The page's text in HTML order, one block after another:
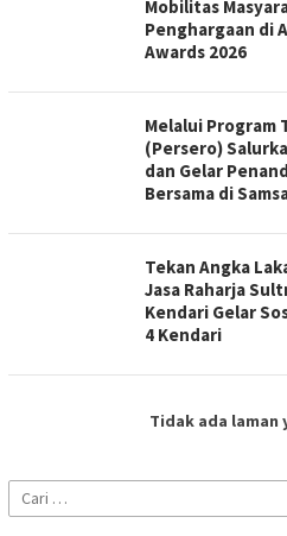
Mobilitas
Penghargaan di
Awards 2026
Melalui Program
(Persero)
dan Gelar
Bersama di
Tekan Angka
Jasa Raharja
Kendari Gelar
4 Kendari
Tidak ada laman
Cari
untuk: